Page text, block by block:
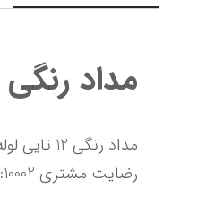
مداد رنگی 12 تایی لوله ای آریا
رضایت مشتری ISO 2014:10002 .و عضو شرکتهای خلاق برنامه توسعه زیست بوم است. آریا دارنده نشان استاندارد ملی ایران و استاندارد CE اروپا است.